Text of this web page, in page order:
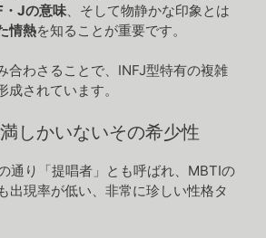
・Jの意味、そして物静かな印象とは
情熱を知ることが重要です。
合わさることで、INFJ型特有の複雑
されています。
しかいないその希少性
通り「提唱者」とも呼ばれ、MBTIの
出現率が低い、非常に珍しい性格タ